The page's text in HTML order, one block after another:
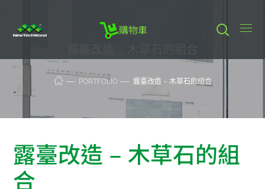
購物車
PORTFOLIO 露臺改造 – 木草石的組合
露臺改造 – 木草石的組
合